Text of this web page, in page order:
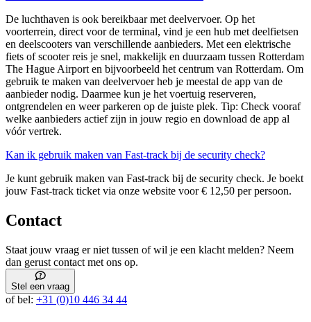
De luchthaven is ook bereikbaar met deelvervoer. Op het
voorterrein, direct voor de terminal, vind je een hub met deelfietsen
en deelscooters van verschillende aanbieders. Met een elektrische
fiets of scooter reis je snel, makkelijk en duurzaam tussen Rotterdam
The Hague Airport en bijvoorbeeld het centrum van Rotterdam. Om
gebruik te maken van deelvervoer heb je meestal de app van de
aanbieder nodig. Daarmee kun je het voertuig reserveren,
ontgrendelen en weer parkeren op de juiste plek. Tip: Check vooraf
welke aanbieders actief zijn in jouw regio en download de app al
vóór vertrek.
Kan ik gebruik maken van Fast-track bij de security check?
Je kunt gebruik maken van Fast-track bij de security check. Je boekt
jouw Fast-track ticket via onze website voor € 12,50 per persoon.
Contact
Staat jouw vraag er niet tussen of wil je een klacht melden? Neem
dan gerust contact met ons op.
Stel een vraag
of bel: +31 (0)10 446 34 44